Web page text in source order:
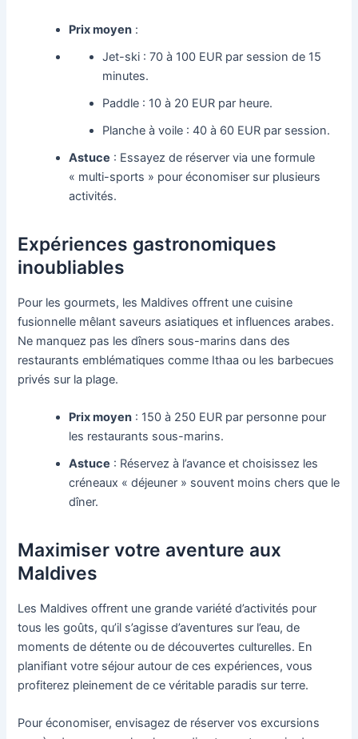
Prix moyen :
Jet-ski : 70 à 100 EUR par session de 15
minutes.
Paddle : 10 à 20 EUR par heure.
Planche à voile : 40 à 60 EUR par session.
Astuce : Essayez de réserver via une formule
« multi-sports » pour économiser sur plusieurs
activités.
Expériences gastronomiques
inoubliables
Pour les gourmets, les Maldives offrent une cuisine
fusionnelle mêlant saveurs asiatiques et influences arabes.
Ne manquez pas les dîners sous-marins dans des
restaurants emblématiques comme Ithaa ou les barbecues
privés sur la plage.
Prix moyen : 150 à 250 EUR par personne pour
les restaurants sous-marins.
Astuce : Réservez à l’avance et choisissez les
créneaux « déjeuner » souvent moins chers que le
dîner.
Maximiser votre aventure aux
Maldives
Les Maldives offrent une grande variété d’activités pour
tous les goûts, qu’il s’agisse d’aventures sur l’eau, de
moments de détente ou de découvertes culturelles. En
planifiant votre séjour autour de ces expériences, vous
profiterez pleinement de ce véritable paradis sur terre.
Pour économiser, envisagez de réserver vos excursions